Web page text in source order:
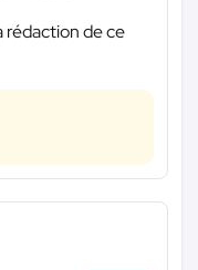
rédaction de ce